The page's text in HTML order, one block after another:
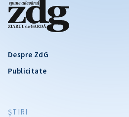
Despre ZdG
Publicitate
ŞTIRI